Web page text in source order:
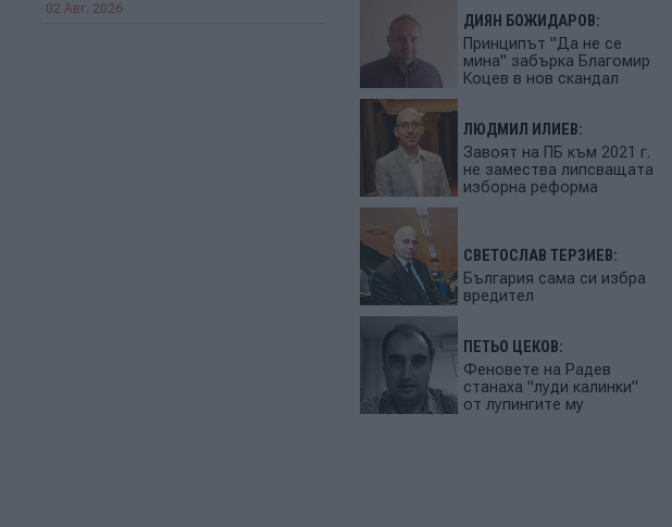
02 Авг. 2026
ДИЯН БОЖИДАРОВ:
Принципът "Да не се
мина" забърка Благомир
Коцев в нов скандал
ЛЮДМИЛ ИЛИЕВ:
Завоят на ПБ към 2021 г.
не замества липсващата
изборна реформа
СВЕТОСЛАВ ТЕРЗИЕВ:
България сама си избра
вредител
ПЕТЬО ЦЕКОВ:
Феновете на Радев
станаха "луди калинки"
от лупингите му